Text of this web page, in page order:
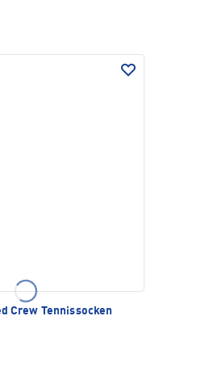
Crew Tennissocken